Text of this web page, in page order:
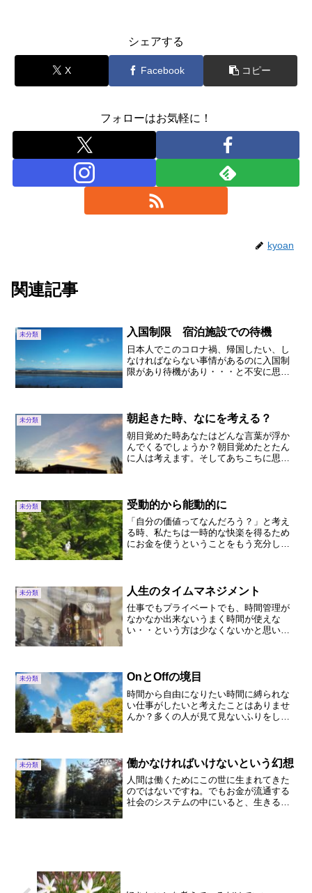
シェアする
X Facebook コピー
フォローはお気軽に！
kyoan
関連記事
未分類 入国制限 宿泊施設での待機
日本人でこのコロナ禍、帰国したい、し
なければならない事情があるのに入国制
限があり待機があり・・・と不安に思っ
月初旬）を経験しま...
未分類 朝起きた時、なにを考える？
朝目覚めた時あなたはどんな言葉が浮か
んでくるでしょうか？朝目覚めたとたん
に人は考えます。そしてあちこちに思考
んなとき、朝いちばんに意識して...
未分類 受動的から能動的に
「自分の価値ってなんだろう？」と考え
る時、私たちは一時的な快楽を得るため
にお金を使うということをもう充分して
ないとも言えます^^;そ...
未分類 人生のタイムマネジメント
仕事でもプライベートでも、時間管理が
なかなか出来ないうまく時間が使えな
い・・という方は少なくないかと思いま
ということも理由の１つじゃ...
未分類 OnとOffの境目
時間から自由になりたい時間に縛られな
い仕事がしたいと考えたことはありませ
んか？多くの人が見て見ないふりをして
うかは人それぞれに選択の...
未分類 働かなければいけないという幻想
人間は働くためにこの世に生まれてきた
のではないですね。でもお金が流通する
社会のシステムの中にいると、生きるた